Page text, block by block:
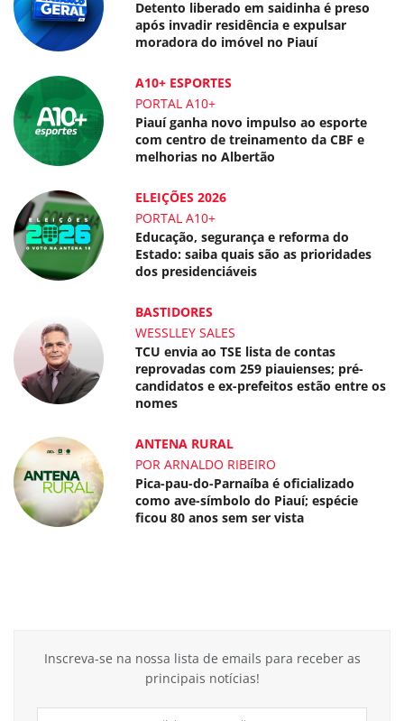
Detento liberado em saidinha é preso
após invadir residência e expulsar
moradora do imóvel no Piauí
A10+ ESPORTES
PORTAL A10+
Piauí ganha novo impulso ao esporte
com centro de treinamento da CBF e
melhorias no Albertão
ELEIÇÕES 2026
PORTAL A10+
Educação, segurança e reforma do
Estado: saiba quais são as prioridades
dos presidenciáveis
BASTIDORES
WESSLLEY SALES
TCU envia ao TSE lista de contas
reprovadas com 259 piauienses; pré-
candidatos e ex-prefeitos estão entre os
nomes
ANTENA RURAL
POR ARNALDO RIBEIRO
Pica-pau-do-Parnaíba é oficializado
como ave-símbolo do Piauí; espécie
ficou 80 anos sem ser vista
Inscreva-se na nossa lista de emails para receber as
principais notícias!